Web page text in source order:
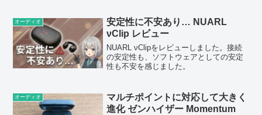
オーディオ
安定性に不安あり… NUARL
νClip レビュー
NUARL νClipをレビューしました。接続
の安定性も、ソフトウェアとしての安定
性も不安を感じました。
オーディオ
マルチポイントに対応して大きく
進化 ゼンハイザー Momentum